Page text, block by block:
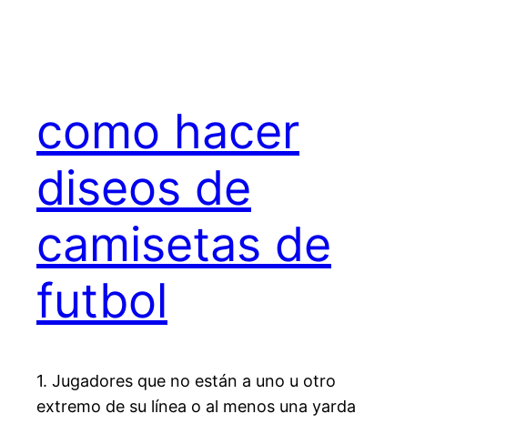
como hacer
diseos de
camisetas de
futbol
1. Jugadores que no están a uno u otro
extremo de su línea o al menos una yarda